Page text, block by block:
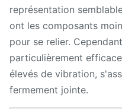
représentation
ont les composants
pour se relier.
particulièrement
élevés de vibration,
fermement jointe.